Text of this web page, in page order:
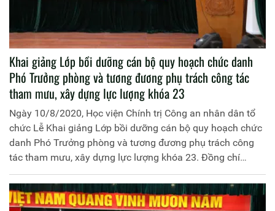
Khai giảng Lớp bồi dưỡng cán bộ quy hoạch chức danh
Phó Trưởng phòng và tương đương phụ trách công tác
tham mưu, xây dựng lực lượng khóa 23
Ngày 10/8/2020, Học viện Chính trị Công an nhân dân tổ
chức Lễ Khai giảng Lớp bồi dưỡng cán bộ quy hoạch chức
danh Phó Trưởng phòng và tương đương phụ trách công
tác tham mưu, xây dựng lực lượng khóa 23. Đồng chí
Trung tướng, PGS.TS Trần Vi Dân, Giám đốc Học viện
Chính trị Công an nhân dân chủ trì buổi Lễ